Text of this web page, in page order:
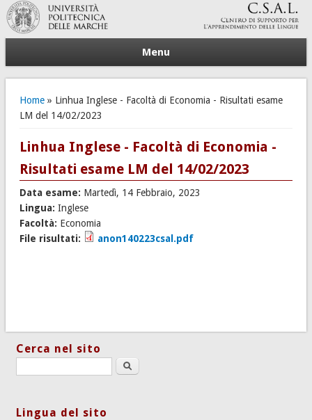
Menu
Tu sei qui
Home» Linhua Inglese - Facoltà di Economia - Risultati esame
LM del 14/02/2023
Linhua Inglese - Facoltà di Economia -
Risultati esame LM del 14/02/2023
Data esame: Martedì, 14 Febbraio, 2023
Lingua: Inglese
Facoltà: Economia
File risultati:
anon140223csal.pdf
Cerca nel sito
Search this site
Lingua del sito